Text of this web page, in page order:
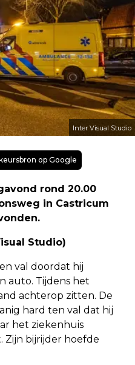
Inter Visual Studio
op Google
rond 20.00
in Castricum
Studio)
val doordat hij
auto. Tijdens het
achterop zitten. De
hard ten val dat hij
het ziekenhuis
Zijn bijrijder hoefde